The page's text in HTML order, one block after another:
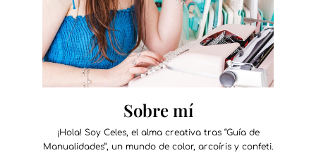
Sobre mí
¡Hola! Soy Celes, el alma creativa tras “Guía de
Manualidades”, un mundo de color, arcoíris y confeti.